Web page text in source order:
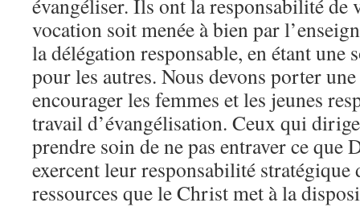
évangéliser. Ils ont la responsabilité de
vocation soit menée à bien par
la délégation responsable, en étant une
pour les autres. Nous devons porter
encourager les femmes et les jeunes
travail d’évangélisation. Ceux qui
prendre soin de ne pas entraver ce que
exercent leur responsabilité stratégique
ressources que le Christ met à la